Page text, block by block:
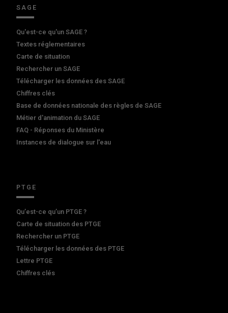
SAGE
Qu'est-ce qu'un SAGE ?
Textes réglementaires
Carte de situation
Rechercher un SAGE
Télécharger les données des SAGE
Chiffres clés
Base de données nationale des règles de SAGE
Métier d'animation du SAGE
FAQ - Réponses du Ministère
Instances de dialogue sur l'eau
PTGE
Qu’est-ce qu’un PTGE ?
Carte de situation des PTGE
Rechercher un PTGE
Télécharger les données des PTGE
Lettre PTGE
Chiffres clés